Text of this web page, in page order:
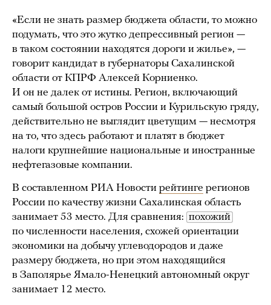
«Если не знать размер бюджета области, то можно
подумать, что это жутко депрессивный регион —
в таком состоянии находятся дороги и жилье», —
говорит кандидат в губернаторы Сахалинской
области от КПРФ Алексей Корниенко.
И он не далек от истины. Регион, включающий
самый большой остров России и Курильскую гряду,
действительно не выглядит цветущим — несмотря
на то, что здесь работают и платят в бюджет
налоги крупнейшие национальные и иностранные
нефтегазовые компании.
В составленном РИА Новости рейтинге регионов
России по качеству жизни Сахалинская область
занимает 53 место. Для сравнения: похожий
по численности населения, схожей ориентации
экономики на добычу углеводородов и даже
размеру бюджета, но при этом находящийся
в Заполярье Ямало-Ненецкий автономный округ
занимает 12 место.